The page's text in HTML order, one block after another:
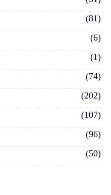
(81)
(6)
(1)
(74)
(202)
(107)
(96)
(50)